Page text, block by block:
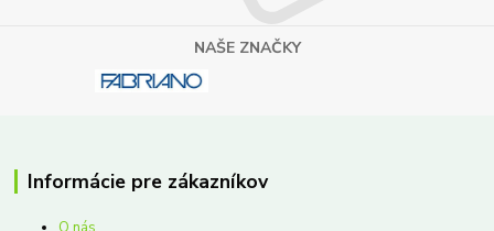
NAŠE ZNAČKY
Informácie pre zákazníkov